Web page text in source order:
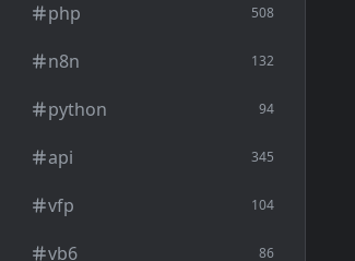
php 508
n8n 132
python 94
api 345
vfp 104
vb6 86